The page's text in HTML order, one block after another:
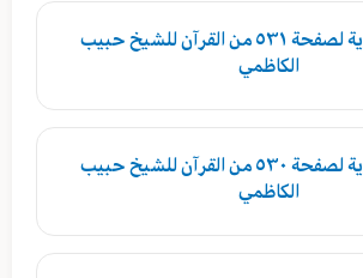
ومضة تفسيرية لصفحة ٥٣١ من القرآن للشيخ حبيب
الكاظمي
ومضة تفسيرية لصفحة ٥٣٠ من القرآن للشيخ حبيب
الكاظمي